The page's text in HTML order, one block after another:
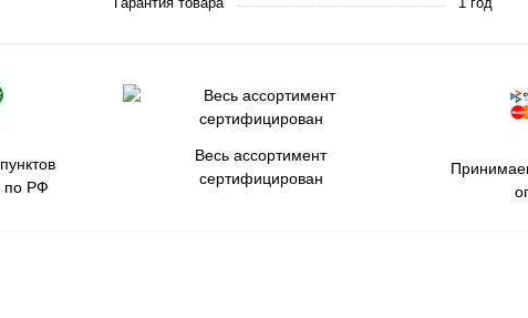
по РФ
Весь ассортимент
сертифицирован